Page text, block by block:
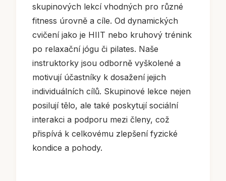
skupinových lekcí vhodných pro různé
fitness úrovně a cíle. Od dynamických
cvičení jako je HIIT nebo kruhový trénink
po relaxační jógu či pilates. Naše
instruktorky jsou odborně vyškolené a
motivují účastníky k dosažení jejich
individuálních cílů. Skupinové lekce nejen
posilují tělo, ale také poskytují sociální
interakci a podporu mezi členy, což
přispívá k celkovému zlepšení fyzické
kondice a pohody.